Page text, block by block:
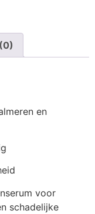
en
voor
schadelijke